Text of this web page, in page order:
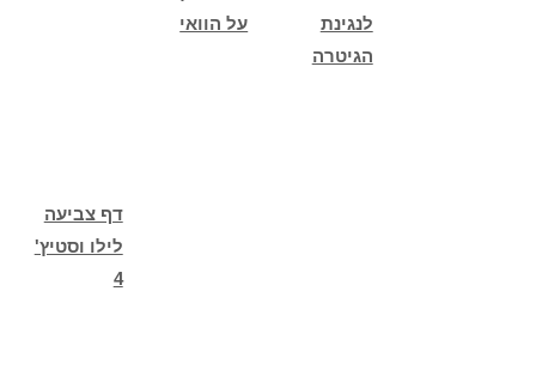
על הוואי
לנגינת
הגיטרה
דף צביעה
לילו וסטיץ'
4